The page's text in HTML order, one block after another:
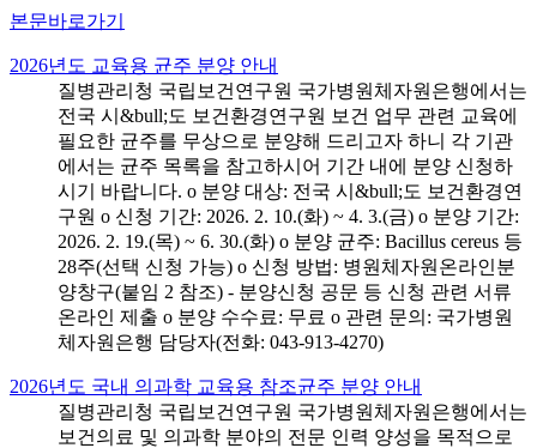
본문바로가기
2026년도 교육용 균주 분양 안내
질병관리청 국립보건연구원 국가병원체자원은행에서는
전국 시&bull;도 보건환경연구원 보건 업무 관련 교육에
필요한 균주를 무상으로 분양해 드리고자 하니 각 기관
에서는 균주 목록을 참고하시어 기간 내에 분양 신청하
시기 바랍니다. o 분양 대상: 전국 시&bull;도 보건환경연
구원 o 신청 기간: 2026. 2. 10.(화) ~ 4. 3.(금) o 분양 기간:
2026. 2. 19.(목) ~ 6. 30.(화) o 분양 균주: Bacillus cereus 등
28주(선택 신청 가능) o 신청 방법: 병원체자원온라인분
양창구(붙임 2 참조) - 분양신청 공문 등 신청 관련 서류
온라인 제출 o 분양 수수료: 무료 o 관련 문의: 국가병원
체자원은행 담당자(전화: 043-913-4270)
2026년도 국내 의과학 교육용 참조균주 분양 안내
질병관리청 국립보건연구원 국가병원체자원은행에서는
보건의료 및 의과학 분야의 전문 인력 양성을 목적으로